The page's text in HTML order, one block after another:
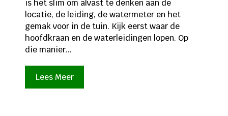
is het slim om alvast te denken aan de
locatie, de leiding, de watermeter en het
gemak voor in de tuin. Kijk eerst waar de
hoofdkraan en de waterleidingen lopen. Op
die manier...
Lees Meer